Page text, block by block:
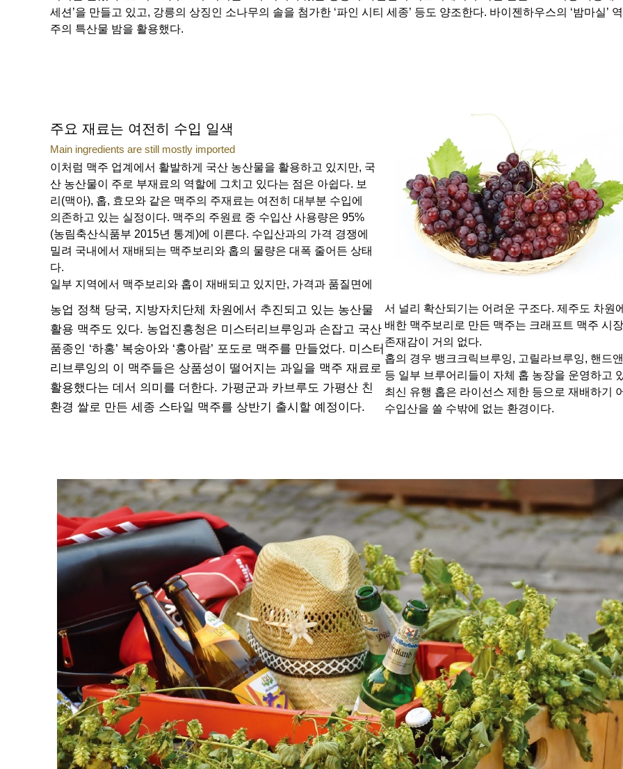
세션’을 만들고 있고, 강릉의 상징인 소나무의 솔을 첨가한 ‘파인 시티 세종’ 등도 양조한다. 바이젠하우스의 ‘밤마실’
주의 특산물 밤을 활용했다.
농업 정책 당국, 지방자치단체 차원에서 추진되고 있는 농산물
활용 맥주도 있다. 농업진흥청은 미스터리브루잉과 손잡고 국산
품종인 ‘하홍’ 복숭아와 ‘홍아람’ 포도로 맥주를 만들었다. 미스터
리브루잉의 이 맥주들은 상품성이 떨어지는 과일을 맥주 재료로
활용했다는 데서 의미를 더한다. 가평군과 카브루도 가평산 친
환경 쌀로 만든 세종 스타일 맥주를 상반기 출시할 예정이다.
주요 재료는 여전히 수입 일색
Main ingredients are still mostly imported
이처럼 맥주 업계에서 활발하게 국산 농산물을 활용하고 있지만, 국
산 농산물이 주로 부재료의 역할에 그치고 있다는 점은 아쉽다. 보
리(맥아), 홉, 효모와 같은 맥주의 주재료는 여전히 대부분 수입에
의존하고 있는 실정이다. 맥주의 주원료 중 수입산 사용량은 95%
(농림축산식품부 2015년 통계)에 이른다. 수입산과의 가격 경쟁에
밀려 국내에서 재배되는 맥주보리와 홉의 물량은 대폭 줄어든 상태
다.
일부 지역에서 맥주보리와 홉이 재배되고 있지만, 가격과 품질면에
서 널리 확산되기는 어려운 구조다. 제주도 차원
배한 맥주보리로 만든 맥주는 크래프트 맥주 시
존재감이 거의 없다.
홉의 경우 뱅크크릭브루잉, 고릴라브루잉, 핸드
등 일부 브루어리들이 자체 홉 농장을 운영하고
최신 유행 홉은 라이선스 제한 등으로 재배하기
수입산을 쓸 수밖에 없는 환경이다.